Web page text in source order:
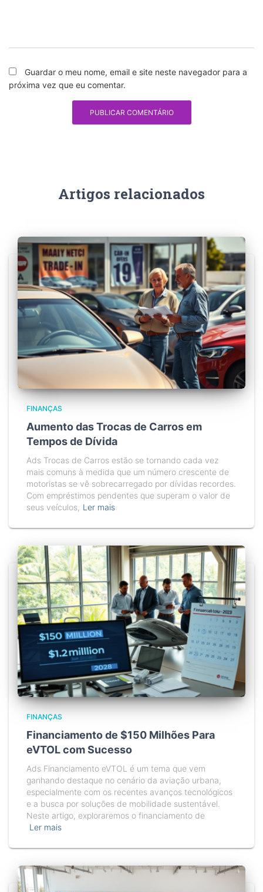
Guardar o meu nome, email e site neste navegador para a
próxima vez que eu comentar.
Artigos relacionados
FINANÇAS
Aumento das Trocas de Carros em
Tempos de Dívida
Ads Trocas de Carros estão se tornando cada vez
mais comuns à medida que um número crescente de
motoristas se vê sobrecarregado por dívidas recordes.
Com empréstimos pendentes que superam o valor de
seus veículos, Ler mais
FINANÇAS
Financiamento de $150 Milhões Para
eVTOL com Sucesso
Ads Financiamento eVTOL é um tema que vem
ganhando destaque no cenário da aviação urbana,
especialmente com os recentes avanços tecnológicos
e a busca por soluções de mobilidade sustentável.
Neste artigo, exploraremos o financiamento de
Ler mais